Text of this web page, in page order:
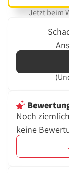
Jetzt beim
Noch
keine